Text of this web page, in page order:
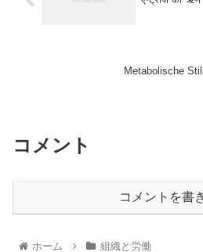
Metabolische
コメント
コメントを書
ホーム 組織と労働